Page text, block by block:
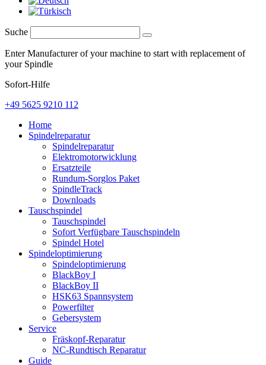
Suche
Enter Manufacturer of your machine to start with replacement of
your Spindle
Sofort-Hilfe
+49 5625 9210 112
Home
Spindelreparatur
Spindelreparatur
Elektromotorwicklung
Ersatzteile
Rundum-Sorglos Paket
SpindleTrack
Downloads
Tauschspindel
Tauschspindel
Sofort Verfügbare Tauschspindeln
Spindel Hotel
Spindeloptimierung
Spindeloptimierung
BlackBoy I
BlackBoy II
HSK63 Spannsystem
Powerfilter
Gebersystem
Service
Fräskopf-Reparatur
NC-Rundtisch Reparatur
Guide